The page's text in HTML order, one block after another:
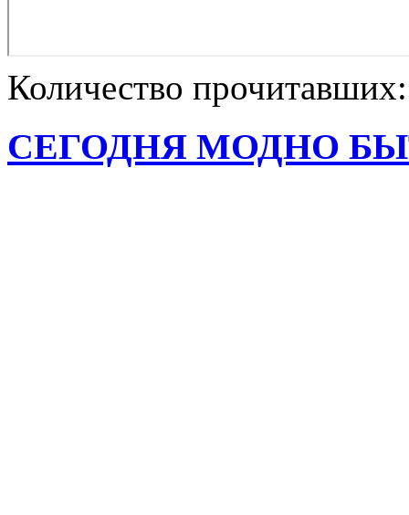
Количество
СЕГОДНЯ МОДНО